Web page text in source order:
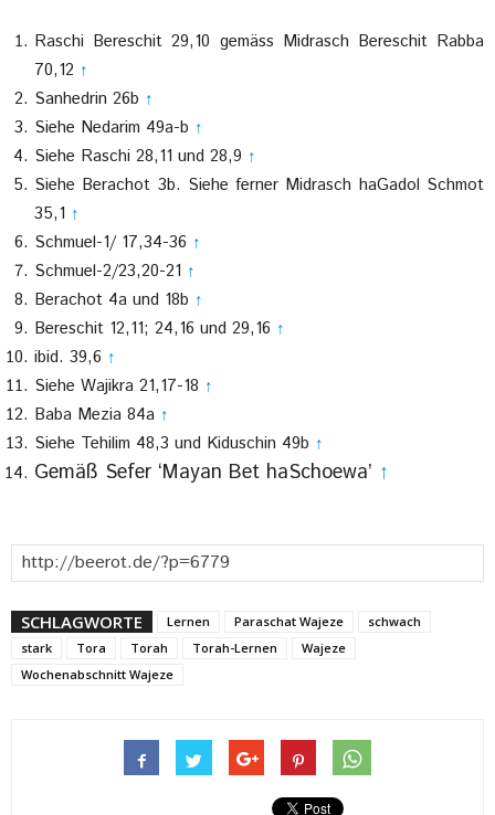
Raschi Bereschit 29,10 gemäss Midrasch Bereschit Rabba
70,12 ↑
Sanhedrin 26b ↑
Siehe Nedarim 49a-b ↑
Siehe Raschi 28,11 und 28,9 ↑
Siehe Berachot 3b. Siehe ferner Midrasch haGadol Schmot
35,1 ↑
Schmuel-1/ 17,34-36 ↑
Schmuel-2/23,20-21 ↑
Berachot 4a und 18b ↑
Bereschit 12,11; 24,16 und 29,16 ↑
ibid. 39,6 ↑
Siehe Wajikra 21,17-18 ↑
Baba Mezia 84a ↑
Siehe Tehilim 48,3 und Kiduschin 49b ↑
Gemäß Sefer ‘Mayan Bet haSchoewa’ ↑
SCHLAGWORTE Lernen Paraschat Wajeze
schwach
stark
Tora Torah Torah-Lernen
Wajeze
Wochenabschnitt Wajeze